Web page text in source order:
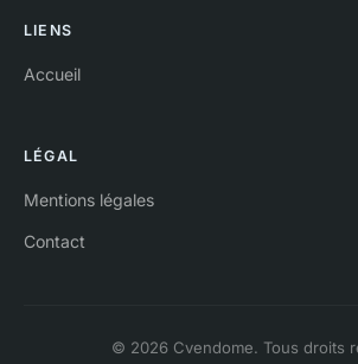
LIENS
Accueil
LÉGAL
Mentions légales
Contact
© 2026 Cvendome. Tous droits